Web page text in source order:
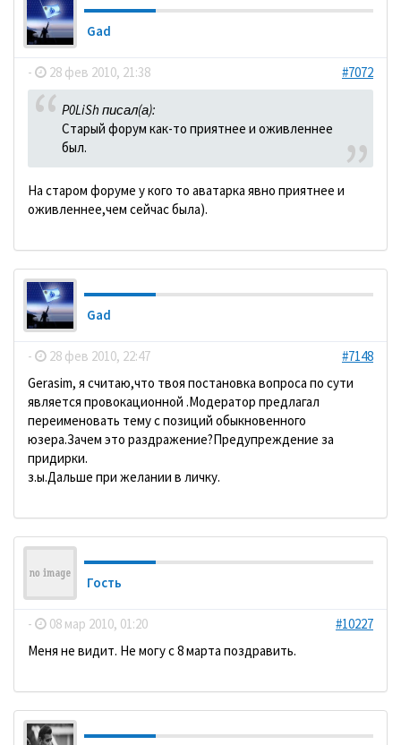
Gad
- 28 фев 2010, 21:38 #7072
P0LiSh писал(а):
Старый форум как-то приятнее и оживленнее
был.
На старом форуме у кого то аватарка явно приятнее и
оживленнее,чем сейчас была).
Gad
- 28 фев 2010, 22:47
#7148
Gerasim, я считаю,что твоя постановка вопроса по сути
является провокационной .Модератор предлагал
переименовать тему с позиций обыкновенного
юзера.Зачем это раздражение?Предупреждение за
придирки.
з.ы.Дальше при желании в личку.
Гость
- 08 мар 2010, 01:20
#10227
Меня не видит. Не могу с 8 марта поздравить.